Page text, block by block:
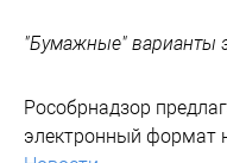
"Бумажные" варианты
Рособрнадзор
электронный формат